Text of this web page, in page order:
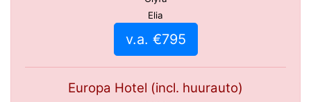
Elia
v.a. €795
Europa Hotel (incl. huurauto)